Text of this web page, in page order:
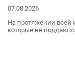
07.08.2026
На протяжении всей
которые не